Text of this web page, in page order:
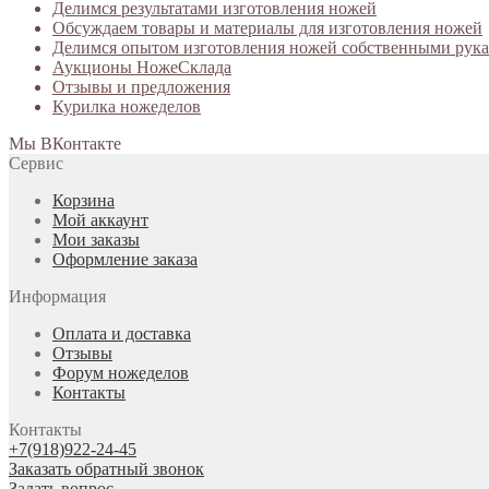
Делимся результатами изготовления ножей
Обсуждаем товары и материалы для изготовления ножей
Делимся опытом изготовления ножей собственными
Аукционы НожеСклада
Отзывы и предложения
Курилка ножеделов
Мы ВКонтакте
Сервис
Корзина
Мой аккаунт
Мои заказы
Оформление заказа
Информация
Оплата и доставка
Отзывы
Форум ножеделов
Контакты
Контакты
+7(918)922-24-45
Заказать обратный звонок